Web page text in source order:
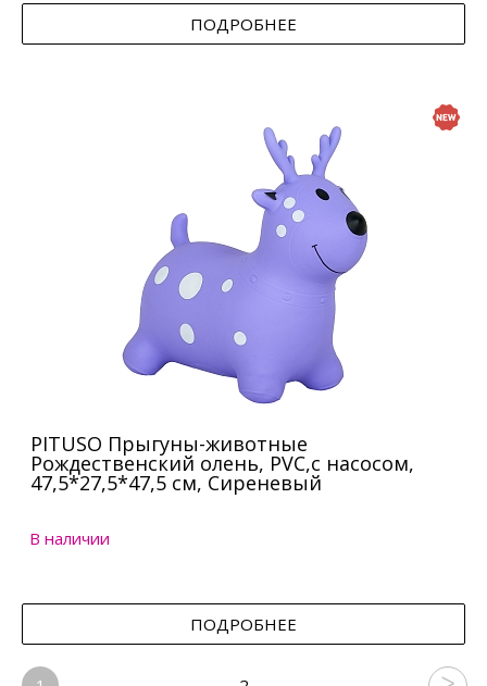
ПОДРОБНЕЕ
PITUSO Прыгуны-животные
Рождественский олень, PVC,с насосом,
47,5*27,5*47,5 см, Сиреневый
В наличии
ПОДРОБНЕЕ